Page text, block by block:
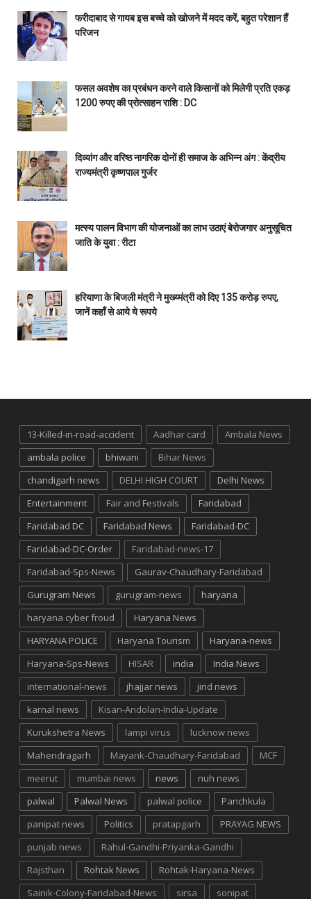
फरीदाबाद से गायब इस बच्चे को खोजने में मदद करें, बहुत परेशान हैं
परिजन
फसल अवशेष का प्रबंधन करने वाले किसानों को मिलेगी प्रति एकड़
1200 रुपए की प्रोत्साहन राशि : DC
दिव्यांग और वरिष्ठ नागरिक दोनों ही समाज के अभिन्न अंग : केंद्रीय
राज्यमंत्री कृष्णपाल गुर्जर
मत्स्य पालन विभाग की योजनाओं का लाभ उठाएं बेरोजगार अनुसूचित
जाति के युवा : रीटा
हरियाणा के बिजली मंत्री ने मुख्य्मंत्री को दिए 135 करोड़ रुपए,
जानें कहाँ से आये ये रूपये
13-Killed-in-road-accident Aadhar card
Ambala News
ambala police
bhiwani
Bihar News
chandigarh news
DELHI HIGH COURT
Delhi News
Entertainment
Fair and Festivals
Faridabad
Faridabad DC
Faridabad News
Faridabad-DC
Faridabad-DC-Order
Faridabad-news-17
Faridabad-Sps-News
Gaurav-Chaudhary-Faridabad
Gurugram News
gurugram-news
haryana
haryana cyber froud
Haryana News
HARYANA POLICE
Haryana Tourism
Haryana-news
Haryana-Sps-News
HISAR india
India News
international-news
jhajjar news
jind news
karnal news
Kisan-Andolan-India-Update
Kurukshetra News
lampi virus
lucknow news
Mahendragarh
Mayank-Chaudhary-Faridabad
MCF
meerut
mumbai news news
nuh news
palwal
Palwal News palwal police
Panchkula
panipat news
Politics pratapgarh
PRAYAG NEWS
punjab news
Rahul-Gandhi-Priyanka-Gandhi
Rajsthan
Rohtak News
Rohtak-Haryana-News
Sainik-Colony-Faridabad-News
sirsa sonipat